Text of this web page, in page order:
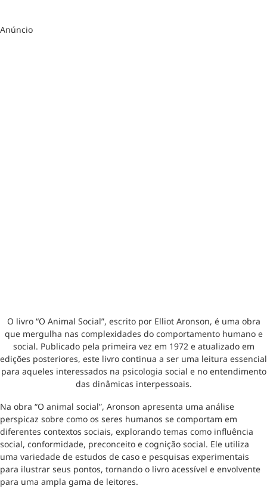
Anúncio
O livro “O Animal Social”, escrito por Elliot Aronson, é uma obra
que mergulha nas complexidades do comportamento humano e
social. Publicado pela primeira vez em 1972 e atualizado em
edições posteriores, este livro continua a ser uma leitura essencial
para aqueles interessados na psicologia social e no entendimento
das dinâmicas interpessoais.
Na obra “O animal social”, Aronson apresenta uma análise
perspicaz sobre como os seres humanos se comportam em
diferentes contextos sociais, explorando temas como influência
social, conformidade, preconceito e cognição social. Ele utiliza
uma variedade de estudos de caso e pesquisas experimentais
para ilustrar seus pontos, tornando o livro acessível e envolvente
para uma ampla gama de leitores.